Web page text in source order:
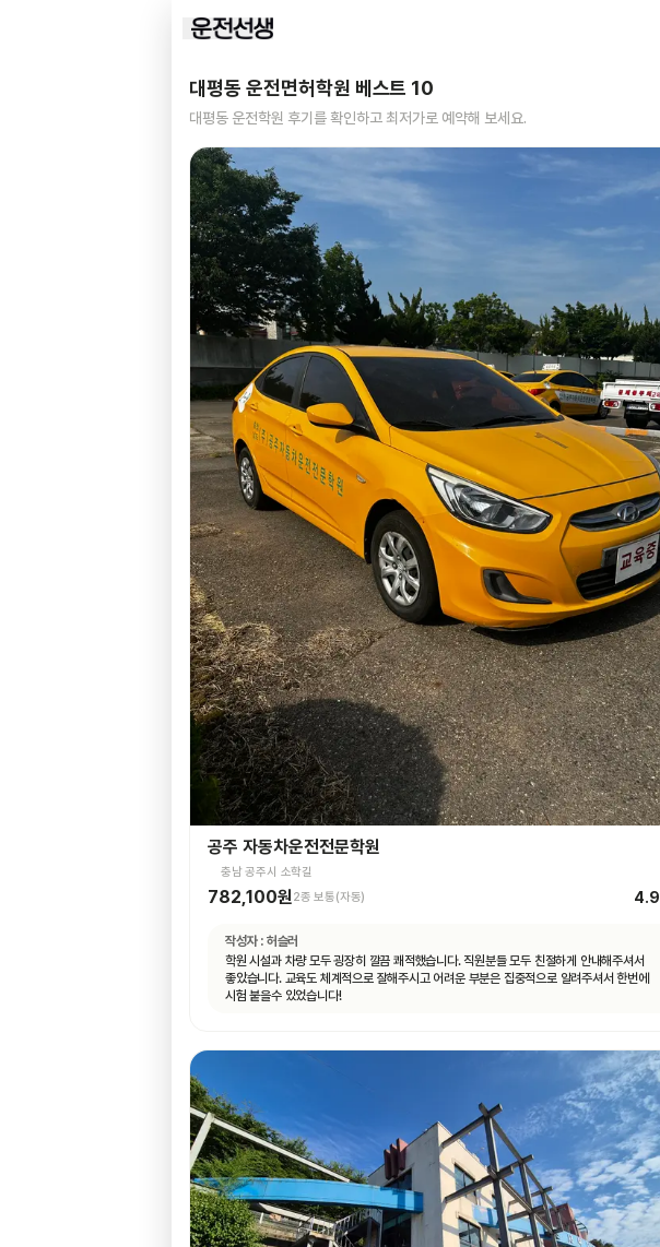
대평동 운전면허학원 베스트 10
대평동 운전학원 후기를 확인하고 최저가로 예약해 보세요.
공주 자동차운전전문학원
충남 공주시 소학길
782,100원2종 보통(자동) 4.9
작성자 : 허슬러
학원 시설과 차량 모두 굉장히 깔끔 쾌적했습니다. 직원분들 모두 친절하게 안내해주셔서
좋았습니다. 교육도 체계적으로 잘해주시고 어려운 부분은 집중적으로 알려주셔서 한번에
시험 붙을수 있었습니다!